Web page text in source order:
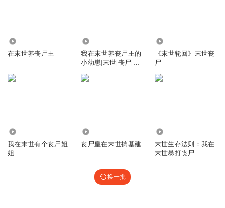
啥时候卫慕才会恢复神志
回复 2023-12-09 5
一生誓言1018 回复 @九个橙子:
还好喂的是三叶草不是眼珠子
在末世养丧尸王
我在末世养丧尸王的
小幼崽|末世|丧尸|精
《末世轮回》末世丧
尸
我在末世有个丧尸姐
姐
丧尸皇在末世搞基建
末世生存法则：我在
末世暴打丧尸
换一批